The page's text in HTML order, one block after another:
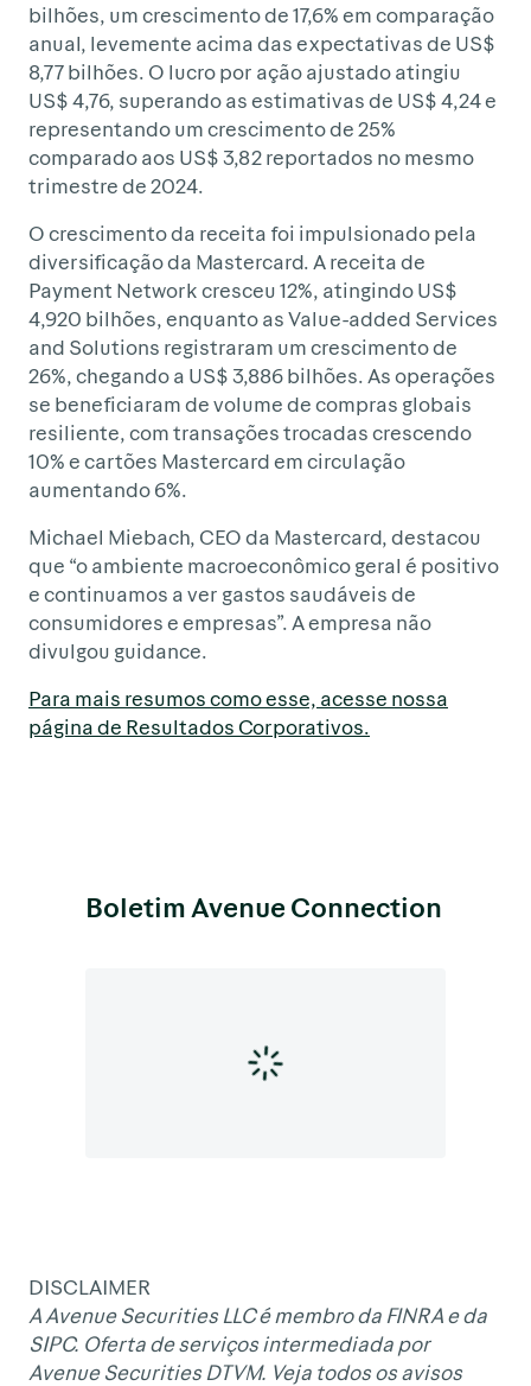
bilhões, um crescimento de 17,6% em comparação
anual, levemente acima das expectativas de US$
8,77 bilhões. O lucro por ação ajustado atingiu
US$ 4,76, superando as estimativas de US$ 4,24 e
representando um crescimento de 25%
comparado aos US$ 3,82 reportados no mesmo
trimestre de 2024.
O crescimento da receita foi impulsionado pela
diversificação da Mastercard. A receita de
Payment Network cresceu 12%, atingindo US$
4,920 bilhões, enquanto as Value-added Services
and Solutions registraram um crescimento de
26%, chegando a US$ 3,886 bilhões. As operações
se beneficiaram de volume de compras globais
resiliente, com transações trocadas crescendo
10% e cartões Mastercard em circulação
aumentando 6%.
Michael Miebach, CEO da Mastercard, destacou
que “o ambiente macroeconômico geral é positivo
e continuamos a ver gastos saudáveis de
consumidores e empresas”. A empresa não
divulgou guidance.
Para mais resumos como esse, acesse nossa
página de Resultados Corporativos.
Boletim Avenue Connection
DISCLAIMER
A Avenue Securities LLC é membro da FINRA e da
SIPC. Oferta de serviços intermediada por
Avenue Securities DTVM. Veja todos os avisos